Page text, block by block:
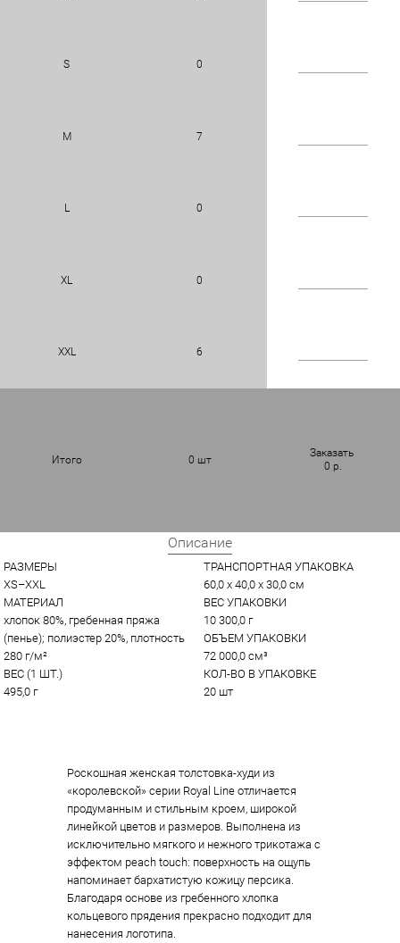
S 0
M 7
L 0
XL 0
XXL 6
Итого 0 шт
Заказать
0 р.
Описание
РАЗМЕРЫ
XS–XXL
МАТЕРИАЛ
хлопок 80%, гребенная пряжа
(пенье); полиэстер 20%, плотность
280 г/м²
ВЕС (1 ШТ.)
495,0 г
ТРАНСПОРТНАЯ УПАКОВКА
60,0 x 40,0 x 30,0 см
ВЕС УПАКОВКИ
10 300,0 г
ОБЪЕМ УПАКОВКИ
72 000,0 см³
КОЛ-ВО В УПАКОВКЕ
20 шт
Роскошная женская толстовка-худи из
«королевской» серии Royal Line отличается
продуманным и стильным кроем, широкой
линейкой цветов и размеров. Выполнена из
исключительно мягкого и нежного трикотажа с
эффектом peach touch: поверхность на ощупь
напоминает бархатистую кожицу персика.
Благодаря основе из гребенного хлопка
кольцевого прядения прекрасно подходит для
нанесения логотипа.